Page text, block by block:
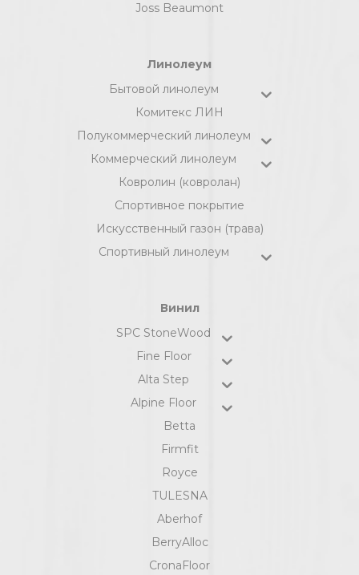
Joss Beaumont
Линолеум
Бытовой линолеум
Комитекс ЛИН
Полукоммерческий линолеум
Коммерческий линолеум
Ковролин (ковролан)
Спортивное покрытие
Искусственный газон (трава)
Спортивный линолеум
Винил
SPC StoneWood
Fine Floor
Alta Step
Alpine Floor
Betta
Firmfit
Royce
TULESNA
Aberhof
BerryAlloc
CronaFloor